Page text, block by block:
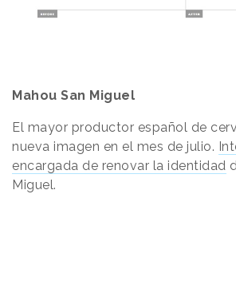
Mahou San Miguel
El mayor productor español de
nueva imagen en el mes de julio.
encargada de renovar la identidad
Miguel.